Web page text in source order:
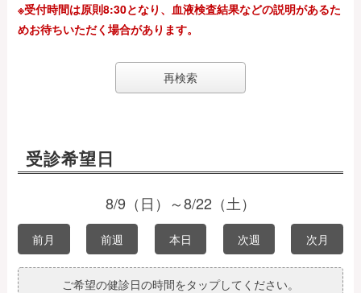
※受付時間は原則8:30となり、血液検査結果などの説明があるた
めお待ちいただく場合があります。
受診希望日
8/9（日）～8/22（土）
前月 前週 本日 次週 次月
ご希望の健診日の時間をタップしてください。